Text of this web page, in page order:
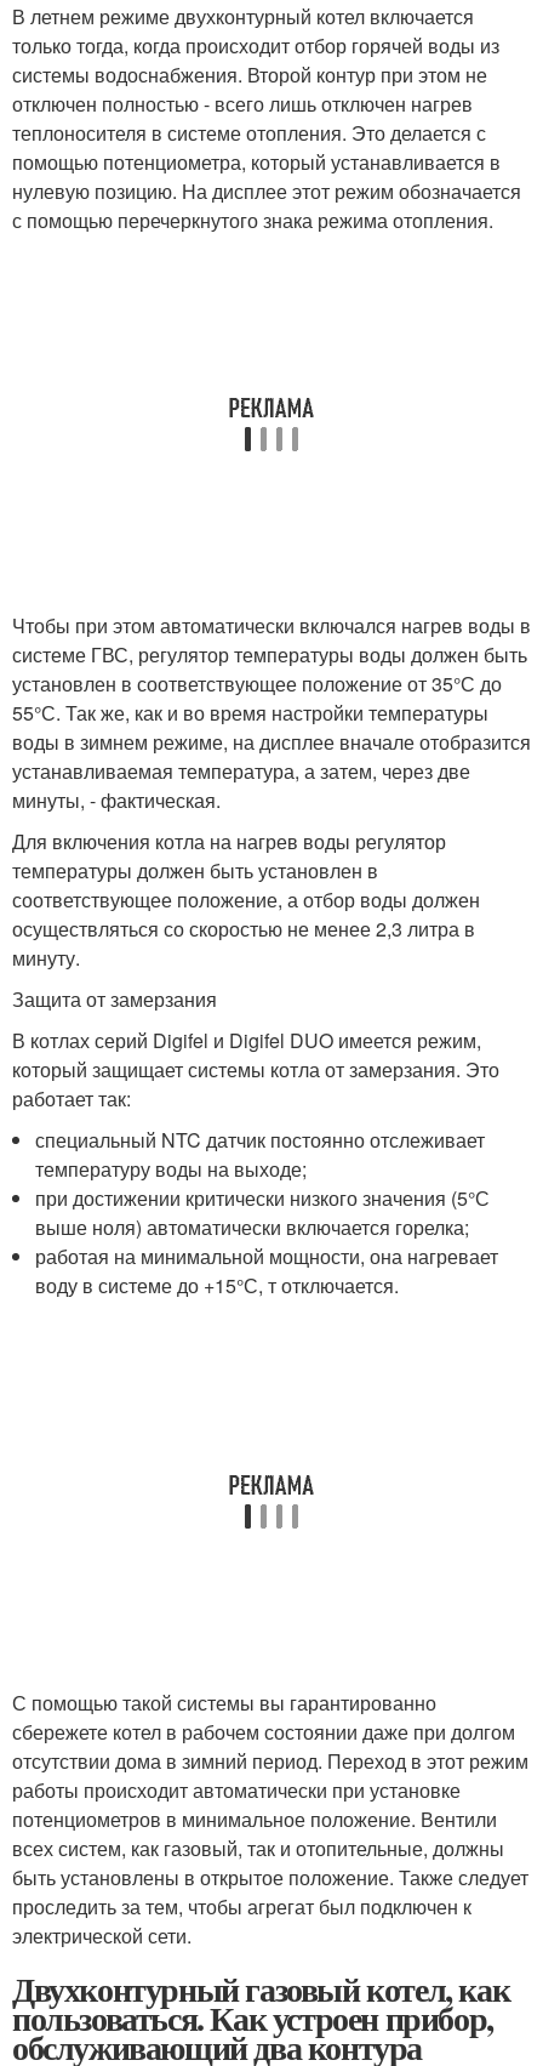
В летнем режиме двухконтурный котел включается
только тогда, когда происходит отбор горячей воды из
системы водоснабжения. Второй контур при этом не
отключен полностью - всего лишь отключен нагрев
теплоносителя в системе отопления. Это делается с
помощью потенциометра, который устанавливается в
нулевую позицию. На дисплее этот режим обозначается
с помощью перечеркнутого знака режима отопления.
Чтобы при этом автоматически включался нагрев воды в
системе ГВС, регулятор температуры воды должен быть
установлен в соответствующее положение от 35°С до
55°С. Так же, как и во время настройки температуры
воды в зимнем режиме, на дисплее вначале отобразится
устанавливаемая температура, а затем, через две
минуты, - фактическая.
Для включения котла на нагрев воды регулятор
температуры должен быть установлен в
соответствующее положение, а отбор воды должен
осуществляться со скоростью не менее 2,3 литра в
минуту.
Защита от замерзания
В котлах серий Digifel и Digifel DUO имеется режим,
который защищает системы котла от замерзания. Это
работает так:
специальный NTC датчик постоянно отслеживает
температуру воды на выходе;
при достижении критически низкого значения (5°С
выше ноля) автоматически включается горелка;
работая на минимальной мощности, она нагревает
воду в системе до +15°С, т отключается.
С помощью такой системы вы гарантированно
сбережете котел в рабочем состоянии даже при долгом
отсутствии дома в зимний период. Переход в этот режим
работы происходит автоматически при установке
потенциометров в минимальное положение. Вентили
всех систем, как газовый, так и отопительные, должны
быть установлены в открытое положение. Также следует
проследить за тем, чтобы агрегат был подключен к
электрической сети.
Двухконтурный газовый котел, как
пользоваться. Как устроен прибор,
обслуживающий два контура